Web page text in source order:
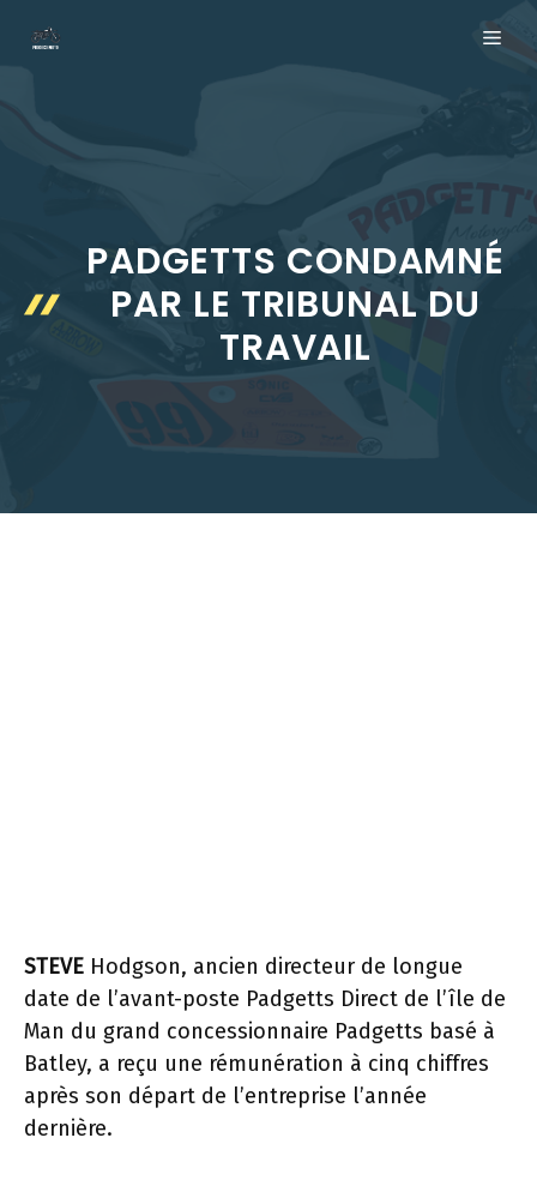
PADGETTS CONDAMNÉ
PAR LE TRIBUNAL DU
TRAVAIL
STEVE Hodgson, ancien directeur de longue
date de l’avant-poste Padgetts Direct de l’île de
Man du grand concessionnaire Padgetts basé à
Batley, a reçu une rémunération à cinq chiffres
après son départ de l’entreprise l’année
dernière.